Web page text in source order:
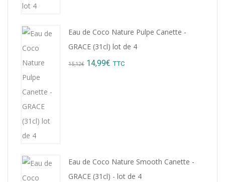
Eau de Coco Nature Pulpe Canette -
GRACE (31cl) lot de 4
15,12€ Original
14,99€ Current
TTC
Eau de Coco Nature Smooth Canette -
GRACE (31cl) - lot de 4